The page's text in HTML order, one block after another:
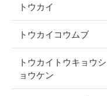
トウカイ
トウカイコウムブ
トウカイトウキョウシ
ョウケン